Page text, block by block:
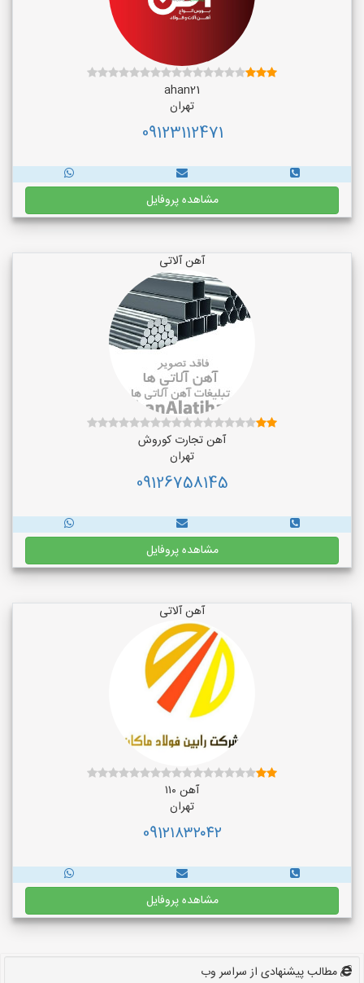
ahan21
تهران
09123112471
مشاهده پروفایل
آهن آلاتی
آهن تجارت کوروش
تهران
09126758145
مشاهده پروفایل
آهن آلاتی
آهن ۱۱۰
تهران
091۲۱۸۳۲۰۴۲
مشاهده پروفایل
مطالب پیشنهادی از سراسر وب